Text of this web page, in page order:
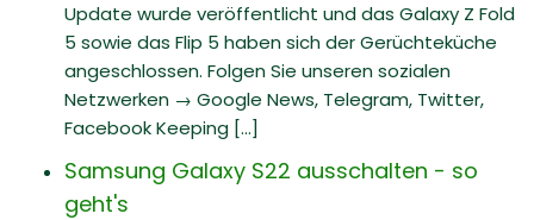
Update wurde veröffentlicht und das Galaxy Z Fold
5 sowie das Flip 5 haben sich der Gerüchteküche
angeschlossen. Folgen Sie unseren sozialen
Netzwerken → Google News, Telegram, Twitter,
Facebook Keeping [...]
Samsung Galaxy S22 ausschalten - so
geht's